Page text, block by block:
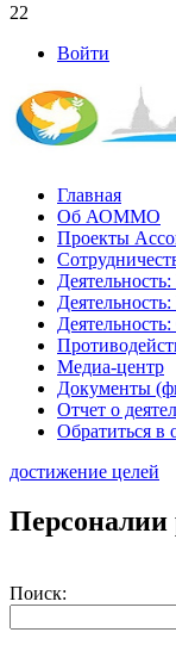
22
Войти
Главная
Об АОММО
Проекты
Медиа-центр
Документы
Отчет о
Обратиться в
достижение целей
Персоналии
Поиск: